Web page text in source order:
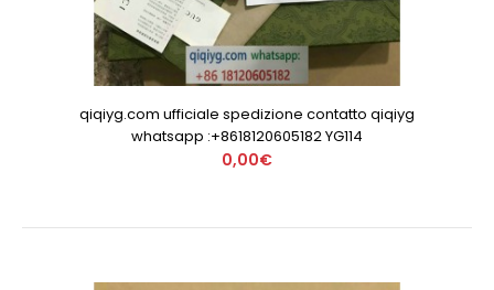
qiqiyg.com ufficiale spedizione contatto qiqiyg
whatsapp :+8618120605182 YG114
0,00€